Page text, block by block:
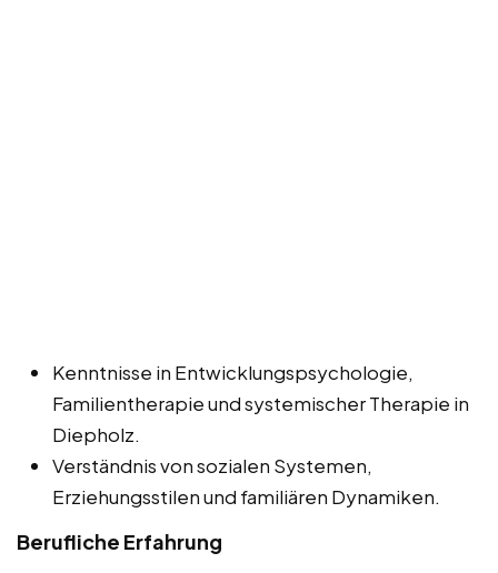
Kenntnisse in Entwicklungspsychologie,
Familientherapie und systemischer Therapie in
Diepholz.
Verständnis von sozialen Systemen,
Erziehungsstilen und familiären Dynamiken.
Berufliche Erfahrung